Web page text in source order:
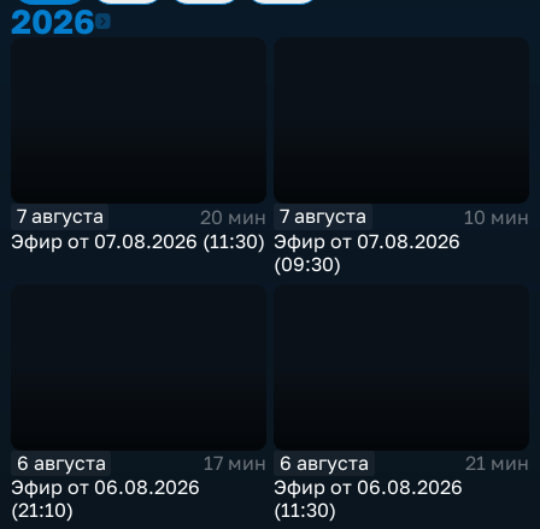
20262026
7 августа
20 мин
Эфир от 07.08.2026 (11:30)
7 августа
10 мин
Эфир от 07.08.2026
(09:30)
6 августа
17 мин
Эфир от 06.08.2026
(21:10)
6 августа
21 мин
Эфир от 06.08.2026
(11:30)